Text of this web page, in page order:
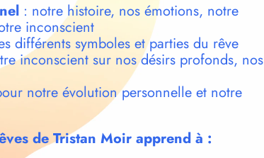
: notre histoire, nos émotions, notre
inconscient
différents symboles et parties du rêve
inconscient sur nos désirs profonds, nos
notre évolution personnelle et notre
de Tristan Moir apprend à :